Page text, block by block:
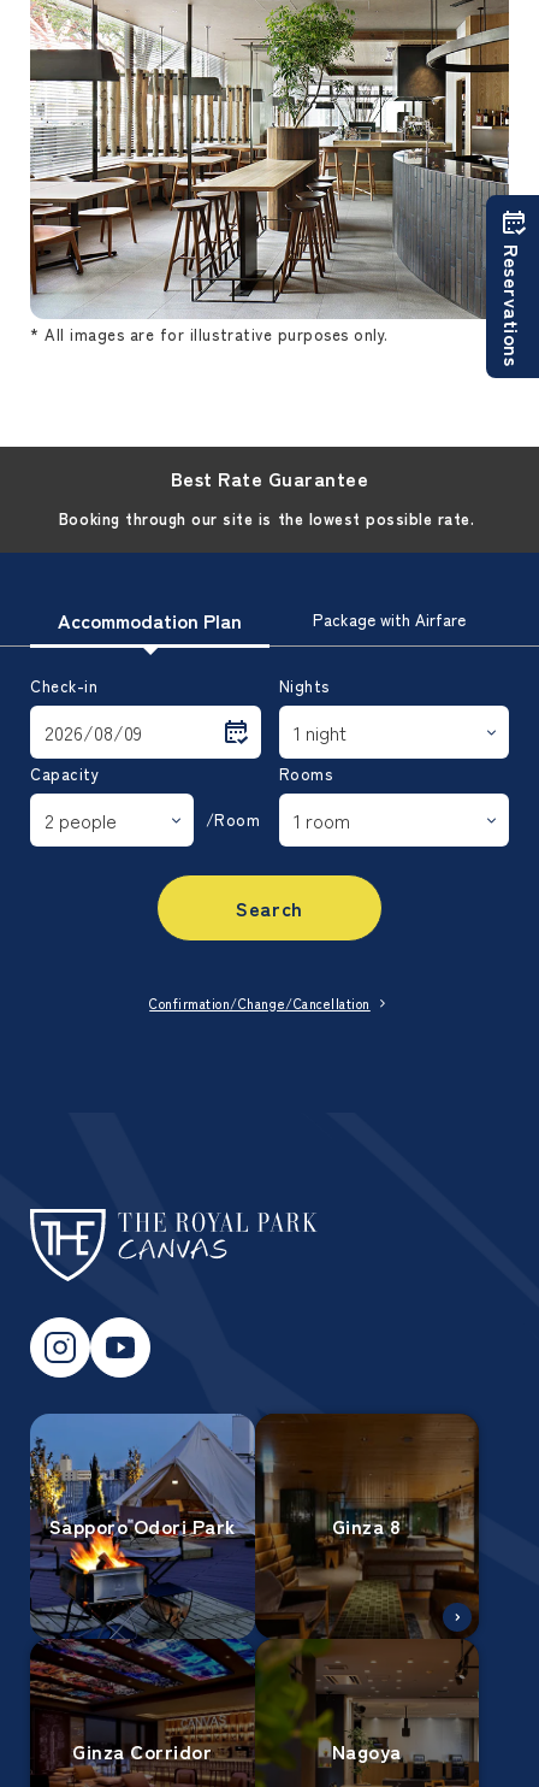
* All images are for illustrative purposes only.
Best Rate Guarantee
Booking through our site is the lowest possible rate.
Accommodation Plan Package with Airfare
Check-in Nights
Capacity
/Room
Rooms
Search
Confirmation/Change/Cancellation
Sapporo Odori Park Ginza 8
Ginza Corridor Nagoya
Reservations